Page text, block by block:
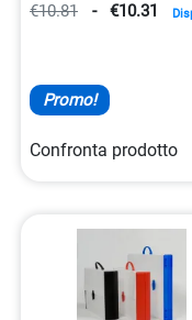
8010151228453
€10.81 - €10.31
Promo!
Confronta prodotto